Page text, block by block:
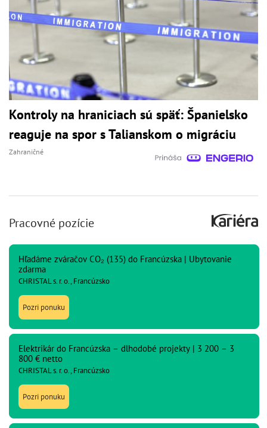
Kontroly na hraniciach sú späť: Španielsko
reaguje na spor s Talianskom o migráciu
Zahraničné
Pracovné pozície
Hľadáme zváračov CO₂ (135) do Francúzska | Ubytovanie
zdarma
CHRISTAL s. r. o., Francúzsko
Pozri ponuku
Elektrikár do Francúzska – dlhodobé projekty | 3 200 – 3
800 € netto
CHRISTAL s. r. o., Francúzsko
Pozri ponuku